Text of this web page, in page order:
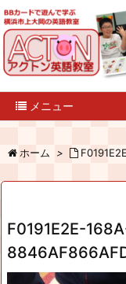
メニュー
ホーム >
F0191E2E-